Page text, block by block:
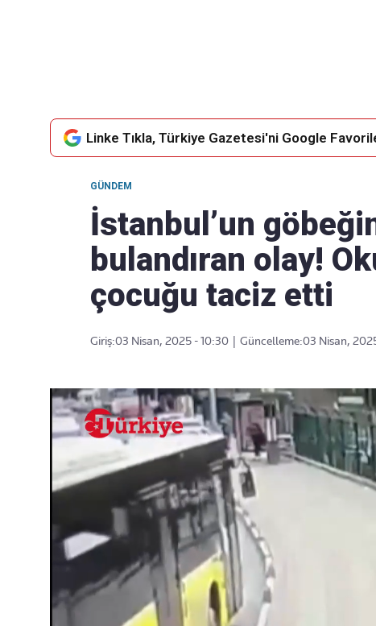
Linke Tıkla, Türkiye Gazetesi'ni Google
GÜNDEM
İstanbul’un
bulandıran olay!
çocuğu taciz etti
Giriş:03 Nisan, 2025 - 10:30 Güncelleme:03 Nisan,